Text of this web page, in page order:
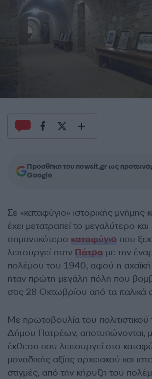
Προσθήκη του newsit.gr ως
Google
Σε «καταφύγιο» ιστορικής μνήμης
έχει μετατραπεί το μεγαλύτερο και
σημαντικότερο καταφύγιο που
λειτουργεί στην Πάτρα με την
πολέμου του 1940, αφού η
ήταν πρώτη μεγάλη πόλη που
στις 28 Οκτωβρίου από τα
Με πρωτοβουλία του πολιτιστικού
Δήμου Πατρέων, αποτυπώνονται,
έκθεση που λειτουργεί στο
μοναδικής αξίας αρχειακού και
στιγμές, από την κήρυξη του